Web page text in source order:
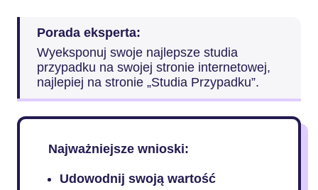
Porada eksperta:
Wyeksponuj swoje najlepsze studia
przypadku na swojej stronie internetowej,
najlepiej na stronie „Studia Przypadku”.
Najważniejsze wnioski:
Udowodnij swoją wartość